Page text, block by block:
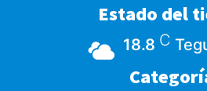
Estado del
18.8 C